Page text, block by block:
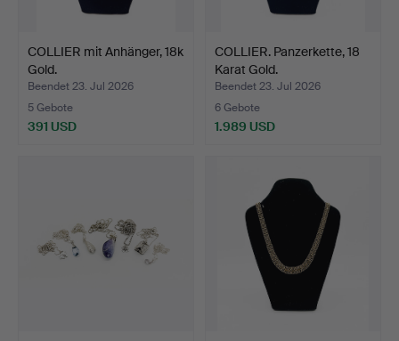
COLLIER mit Anhänger, 18k
Gold.
Beendet 23. Jul 2026
5 Gebote
391 USD
COLLIER. Panzerkette, 18
Karat Gold.
Beendet 23. Jul 2026
6 Gebote
1.989 USD